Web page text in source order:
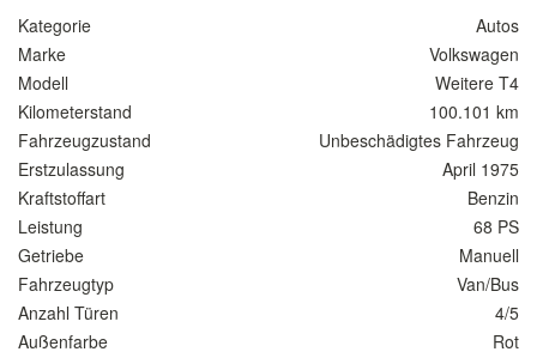
Kategorie
Autos
Marke
Volkswagen
Modell
Weitere T4
Kilometerstand
100.101 km
Fahrzeugzustand
Unbeschädigtes Fahrzeug
Erstzulassung
April 1975
Kraftstoffart
Benzin
Leistung
68 PS
Getriebe
Manuell
Fahrzeugtyp
Van/Bus
Anzahl Türen
4/5
Außenfarbe
Rot